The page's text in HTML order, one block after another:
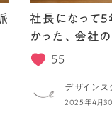
社長になって5
かった、会社
55
デザインス
2025年4月